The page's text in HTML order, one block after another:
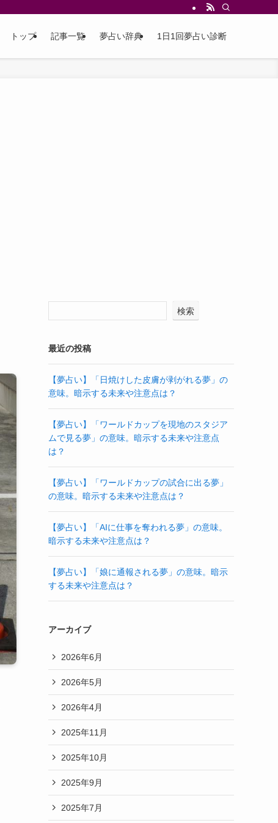
トップ 記事一覧 夢占い辞典 1日1回夢占い診断
検索
最近の投稿
【夢占い】「日焼けした皮膚が剥がれる夢」の
意味。暗示する未来や注意点は？
【夢占い】「ワールドカップを現地のスタジア
ムで見る夢」の意味。暗示する未来や注意点
は？
【夢占い】「ワールドカップの試合に出る夢」
の意味。暗示する未来や注意点は？
【夢占い】「AIに仕事を奪われる夢」の意味。
暗示する未来や注意点は？
【夢占い】「娘に通報される夢」の意味。暗示
する未来や注意点は？
アーカイブ
2026年6月
2026年5月
2026年4月
2025年11月
2025年10月
2025年9月
2025年7月